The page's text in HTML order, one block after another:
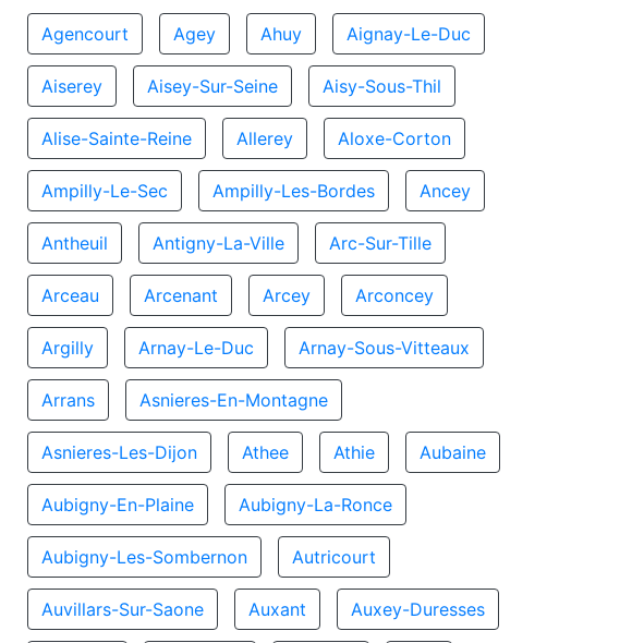
Agencourt Agey Ahuy Aignay-Le-Duc
Aiserey Aisey-Sur-Seine Aisy-Sous-Thil
Alise-Sainte-Reine Allerey Aloxe-Corton
Ampilly-Le-Sec Ampilly-Les-Bordes Ancey
Antheuil Antigny-La-Ville Arc-Sur-Tille
Arceau Arcenant Arcey Arconcey
Argilly Arnay-Le-Duc Arnay-Sous-Vitteaux
Arrans Asnieres-En-Montagne
Asnieres-Les-Dijon Athee Athie Aubaine
Aubigny-En-Plaine Aubigny-La-Ronce
Aubigny-Les-Sombernon Autricourt
Auvillars-Sur-Saone Auxant Auxey-Duresses